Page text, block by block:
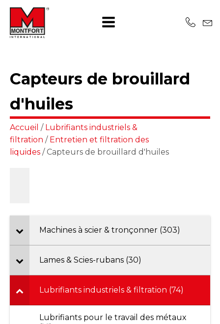
Capteurs de brouillard
d'huiles
Accueil / Lubrifiants industriels &
filtration / Entretien et filtration des
liquides / Capteurs de brouillard d'huiles
Machines à scier & tronçonner (303)
Lames & Scies-rubans (30)
Lubrifiants industriels & filtration (74)
Lubrifiants pour le travail des métaux